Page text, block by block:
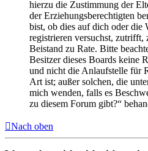
hierzu die Zustimmung der
der Erziehungsberechtigten
bist, ob dies auf dich oder die
registrieren versuchst, zutrifft,
Beistand zu Rate. Bitte
Besitzer dieses Boards keine
und nicht die Anlaufstelle für
Art ist; außer solchen, die
mich wenden, falls es
zu diesem Forum gibt?“
Nach oben